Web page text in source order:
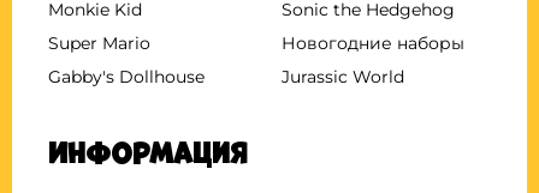
Monkie Kid
Sonic the Hedgehog
Super Mario
Новогодние наборы
Gabby's Dollhouse
Jurassic World
Информация